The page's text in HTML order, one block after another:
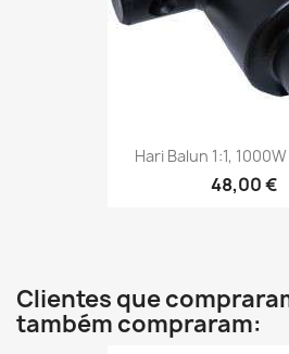
Hari Balun 1:1,
48,00 €
Clientes que
também compraram: